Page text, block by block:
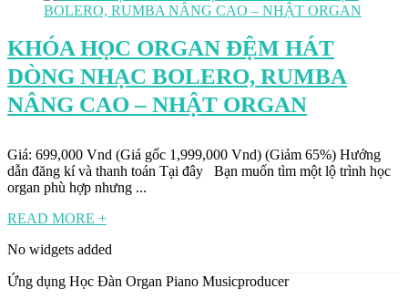
KHÓA HỌC ORGAN ĐỆM HÁT
DÒNG NHẠC BOLERO, RUMBA
NÂNG CAO – NHẬT ORGAN
Giá: 699,000 Vnd (Giá gốc 1,999,000 Vnd) (Giảm 65%) Hướng
dẫn đăng kí và thanh toán Tại đây Bạn muốn tìm một lộ trình học
organ phù hợp nhưng ...
READ MORE +
No widgets added
Ứng dụng Học Đàn Organ Piano Musicproducer